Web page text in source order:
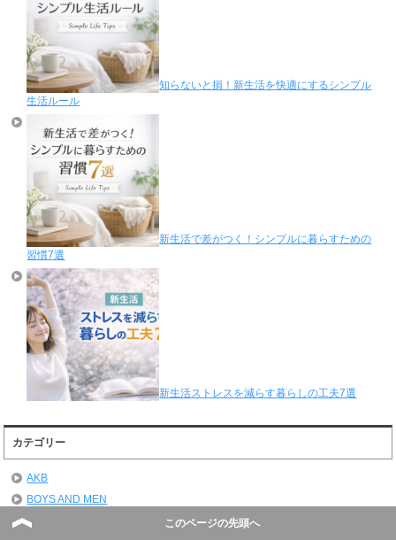
知らないと損！新生活を快適にするシンプル
生活ルール
新生活で差がつく！シンプルに暮らすための
習慣7選
新生活ストレスを減らす暮らしの工夫7選
カテゴリー
AKB
BOYS AND MEN
イベント
このページの先頭へ